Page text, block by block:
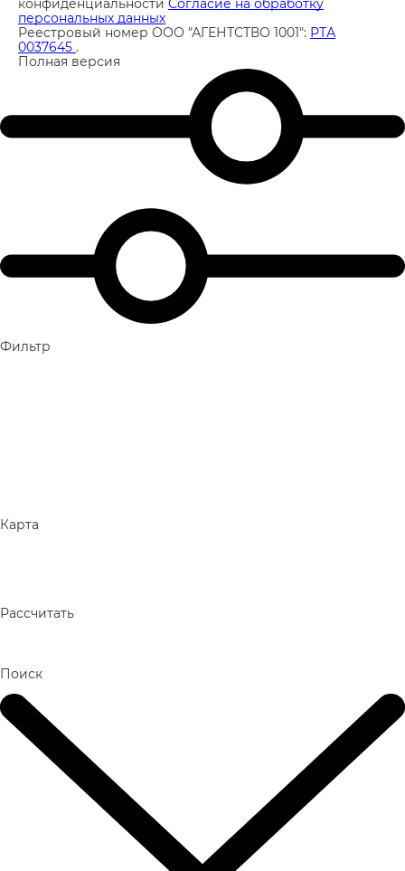
персональных данных
Реестровый номер ООО "АГЕНТСТВО 1001": РТА
0037645 .
Полная версия
Фильтр
Карта
Рассчитать
Поиск